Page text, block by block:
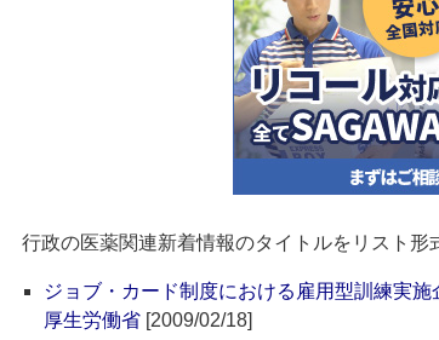
行政の医薬関連新着情報のタイトルをリスト形
ジョブ・カード制度における雇用型訓練実
厚生労働省 [2009/02/18]